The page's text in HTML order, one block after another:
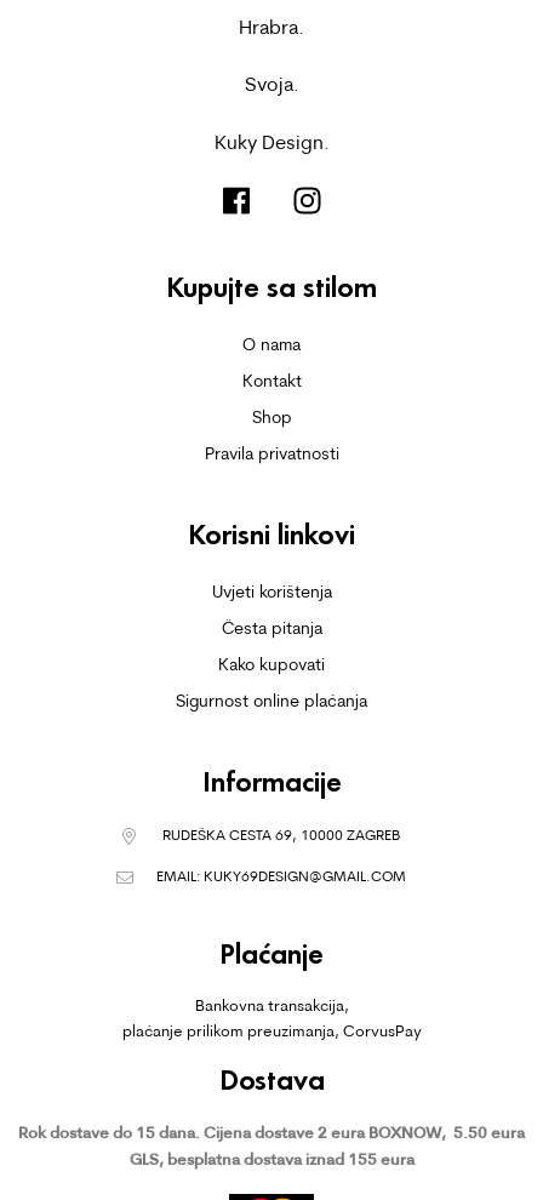
Hrabra.
Svoja.
Kuky Design.
Kupujte sa stilom
O nama
Kontakt
Shop
Pravila privatnosti
Korisni linkovi
Uvjeti korištenja
Česta pitanja
Kako kupovati
Sigurnost online plaćanja
Informacije
RUDEŠKA CESTA 69, 10000 ZAGREB
EMAIL: KUKY69DESIGN@GMAIL.COM
Plaćanje
Bankovna transakcija,
plaćanje prilikom preuzimanja, CorvusPay
Dostava
Rok dostave do 15 dana. Cijena dostave 2 eura BOXNOW, 5.50 eura
GLS, besplatna dostava iznad 155 eura